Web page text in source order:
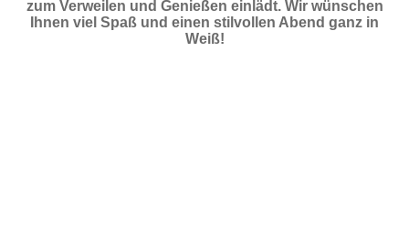
zum Verweilen und Genießen einlädt. Wir wünschen
Ihnen viel Spaß und einen stilvollen Abend ganz in
Weiß!